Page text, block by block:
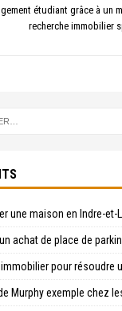
étudiant grâce à un
recherche immobilier
une maison en Indre-et-
achat de place de
pour résoudre
Murphy exemple chez